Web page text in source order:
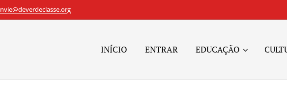
INÍCIO ENTRAR EDUCAÇÃO